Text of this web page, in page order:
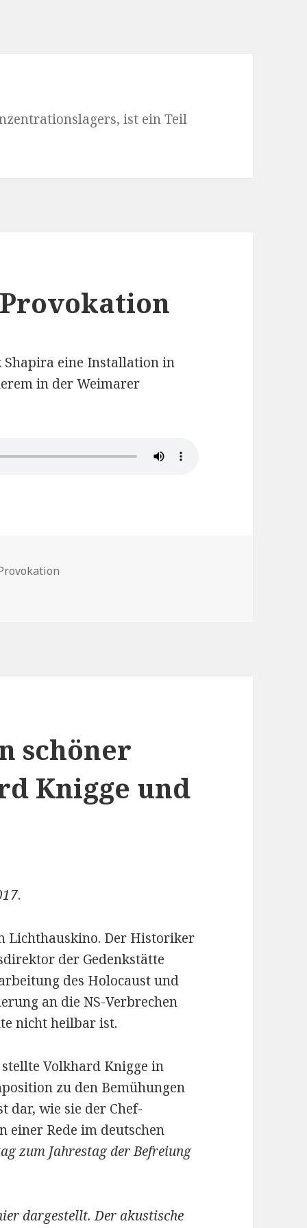
ist ein Teil
Shapira eine Installation in
in der Weimarer
Provokation
schöner
Knigge und
.
Lichthauskino. Der Historiker
der Gedenkstätte
des Holocaust und
an die NS-­Verbrechen
nicht heilbar ist.
Volkhard Knigge in
zu den Bemühungen
dar, wie sie der Chef-
einer Rede im deutschen
zum Jahrestag der Befreiung
dargestellt. Der akustische